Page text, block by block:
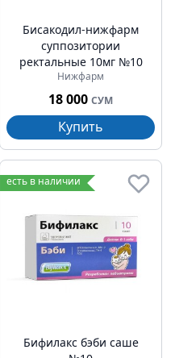
Бисакодил-нижфарм
суппозитории
ректальные 10мг №10
Нижфарм
18 000 СУМ
Купить
есть в наличии
Бифилакс бэби саше